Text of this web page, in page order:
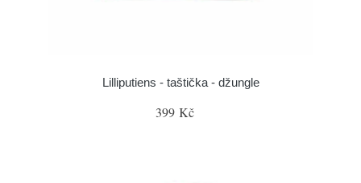
Lilliputiens - taštička - džungle
399 Kč